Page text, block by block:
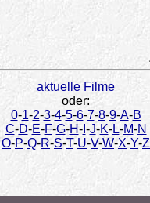
aktuelle Filme
oder:
0-1-2-3-4-5-6-7-8-9-A-B
C-D-E-F-G-H-I -J-K-L-M-N
O-P-Q-R-S-T-U-V-W-X-Y-Z